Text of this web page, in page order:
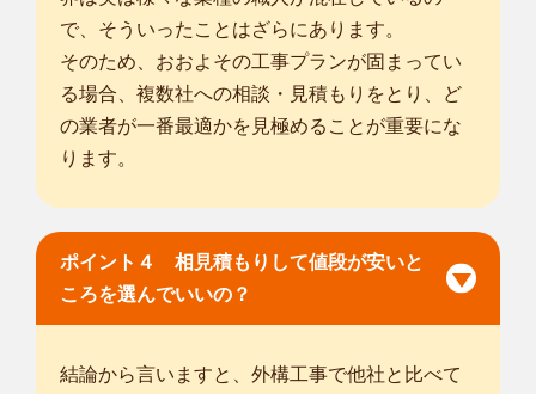
で、そういったことはざらにあります。
そのため、おおよその工事プランが固まってい
る場合、複数社への相談・見積もりをとり、ど
の業者が一番最適かを見極めることが重要にな
ります。
ポイント４ 相見積もりして値段が安いと
ころを選んでいいの？
結論から言いますと、外構工事で他社と比べて